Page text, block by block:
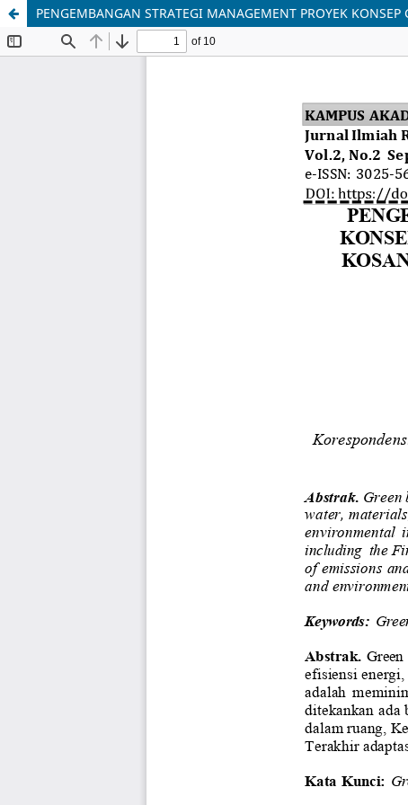
PENGEMBANGAN STRATEGI MANAGEMENT PROYEK